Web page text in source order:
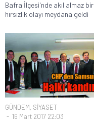
Bafra İlçesi'nde akıl almaz bir
hırsızlık olayı meydana geldi
GÜNDEM, SİYASET
16 Mart 2017 22:03